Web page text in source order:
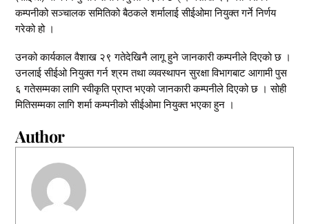
कम्पनीको सञ्चालक समितिको बैठकले शर्मालाई सीईओमा नियुक्त गर्ने निर्णय
गरेको हो ।
उनको कार्यकाल वैशाख २९ गतेदेखिनै लागू हुने जानकारी कम्पनीले दिएको छ ।
उनलाई सीईओ नियुक्त गर्न श्रम तथा व्यवस्थापन सुरक्षा विभागबाट आगामी पुस
६ गतेसम्मका लागि स्वीकृति प्राप्त भएको जानकारी कम्पनीले दिएको छ । सोही
मितिसम्मका लागि शर्मा कम्पनीको सीईओमा नियुक्त भएका हुन ।
Author